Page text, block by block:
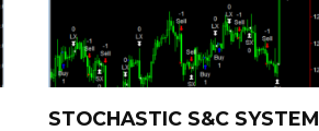
STOCHASTIC S&C SYSTEM